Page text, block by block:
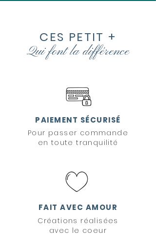
CES PETIT +
Qui font ladifférence
PAIEMENT SÉCURISÉ
Pour passer commande
en toute tranquilité
FAIT AVEC AMOUR
Créations réalisées
avec le coeur